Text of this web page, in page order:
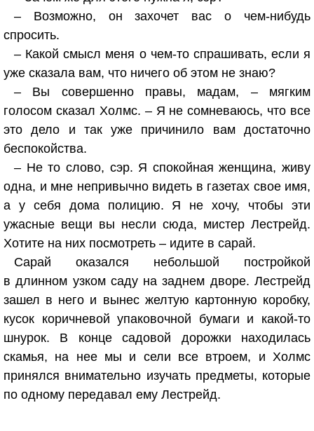
– Возможно, он захочет вас о чем-нибудь
спросить.
– Какой смысл меня о чем-то спрашивать, если я
уже сказала вам, что ничего об этом не знаю?
– Вы совершенно правы, мадам, – мягким
голосом сказал Холмс. – Я не сомневаюсь, что все
это дело и так уже причинило вам достаточно
беспокойства.
– Не то слово, сэр. Я спокойная женщина, живу
одна, и мне непривычно видеть в газетах свое имя,
а у себя дома полицию. Я не хочу, чтобы эти
ужасные вещи вы несли сюда, мистер Лестрейд.
Хотите на них посмотреть – идите в сарай.
Сарай оказался небольшой постройкой
в длинном узком саду на заднем дворе. Лестрейд
зашел в него и вынес желтую картонную коробку,
кусок коричневой упаковочной бумаги и какой-то
шнурок. В конце садовой дорожки находилась
скамья, на нее мы и сели все втроем, и Холмс
принялся внимательно изучать предметы, которые
по одному передавал ему Лестрейд.